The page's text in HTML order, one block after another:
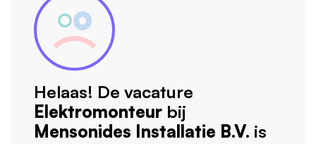
Helaas! De vacature
Elektromonteur bij
Mensonides Installatie B.V. is